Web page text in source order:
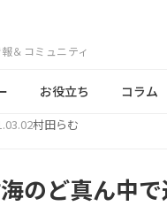
＆コミュニティ
お役立ち コラム
村田らむ
のど真ん中